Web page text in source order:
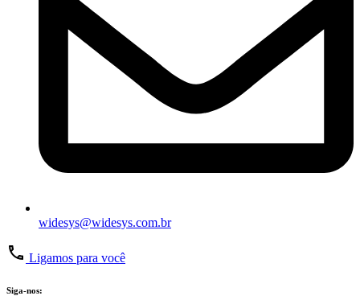
widesys@widesys.com.br
Ligamos para você
Siga-nos: